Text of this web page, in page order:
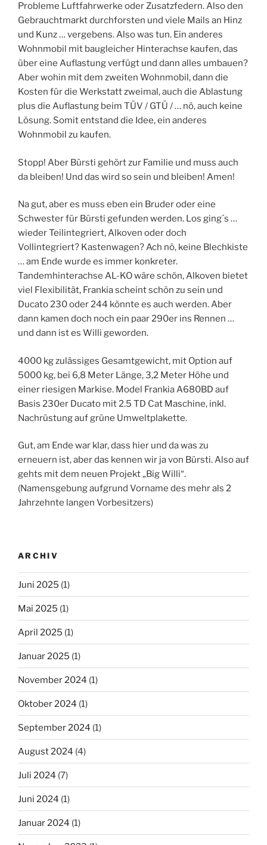
Probleme Luftfahrwerke oder Zusatzfedern. Also den
Gebrauchtmarkt durchforsten und viele Mails an Hinz
und Kunz … vergebens. Also was tun. Ein anderes
Wohnmobil mit baugleicher Hinterachse kaufen, das
über eine Auflastung verfügt und dann alles umbauen?
Aber wohin mit dem zweiten Wohnmobil, dann die
Kosten für die Werkstatt zweimal, auch die Ablastung
plus die Auflastung beim TÜV / GTÜ / … nö, auch keine
Lösung. Somit entstand die Idee, ein anderes
Wohnmobil zu kaufen.
Stopp! Aber Bürsti gehört zur Familie und muss auch
da bleiben! Und das wird so sein und bleiben! Amen!
Na gut, aber es muss eben ein Bruder oder eine
Schwester für Bürsti gefunden werden. Los ging´s …
wieder Teilintegriert, Alkoven oder doch
Vollintegriert? Kastenwagen? Ach nö, keine Blechkiste
… am Ende wurde es immer konkreter.
Tandemhinterachse AL-KO wäre schön, Alkoven bietet
viel Flexibilität, Frankia scheint schön zu sein und
Ducato 230 oder 244 könnte es auch werden. Aber
dann kamen doch noch ein paar 290er ins Rennen …
und dann ist es Willi geworden.
4000 kg zulässiges Gesamtgewicht, mit Option auf
5000 kg, bei 6,8 Meter Länge, 3,2 Meter Höhe und
einer riesigen Markise. Model Frankia A680BD auf
Basis 230er Ducato mit 2.5 TD Cat Maschine, inkl.
Nachrüstung auf grüne Umweltplakette.
Gut, am Ende war klar, dass hier und da was zu
erneuern ist, aber das kennen wir ja von Bürsti. Also auf
gehts mit dem neuen Projekt „Big Willi“.
(Namensgebung aufgrund Vorname des mehr als 2
Jahrzehnte langen Vorbesitzers)
ARCHIV
Juni 2025 (1)
Mai 2025 (1)
April 2025 (1)
Januar 2025 (1)
November 2024 (1)
Oktober 2024 (1)
September 2024 (1)
August 2024 (4)
Juli 2024 (7)
Juni 2024 (1)
Januar 2024 (1)